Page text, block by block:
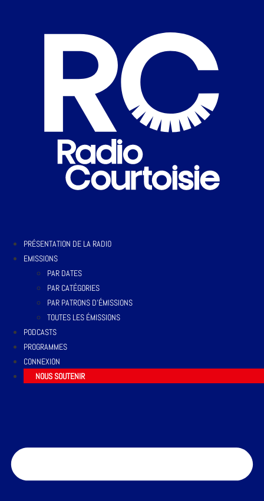
PRÉSENTATION DE LA RADIO
EMISSIONS
PAR DATES
PAR CATÉGORIES
PAR PATRONS D’ÉMISSIONS
TOUTES LES ÉMISSIONS
PODCASTS
PROGRAMMES
CONNEXION
NOUS SOUTENIR